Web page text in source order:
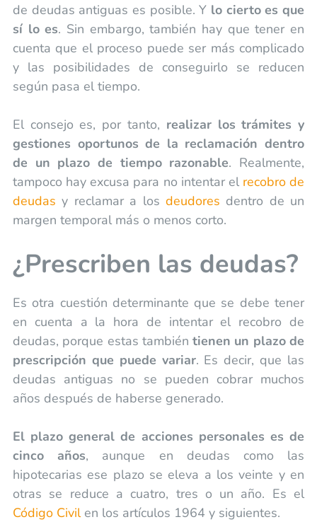
de deudas antiguas es posible. Y lo cierto es que
sí lo es. Sin embargo, también hay que tener en
cuenta que el proceso puede ser más complicado
y las posibilidades de conseguirlo se reducen
según pasa el tiempo.
El consejo es, por tanto, realizar los trámites y
gestiones oportunos de la reclamación dentro
de un plazo de tiempo razonable. Realmente,
tampoco hay excusa para no intentar el recobro de
deudas y reclamar a los deudores dentro de un
margen temporal más o menos corto.
¿Prescriben las deudas?
Es otra cuestión determinante que se debe tener
en cuenta a la hora de intentar el recobro de
deudas, porque estas tambiéntienen un plazo de
prescripción que puede variar. Es decir, que las
deudas antiguas no se pueden cobrar muchos
años después de haberse generado.
El plazo general de acciones personales es de
cinco años, aunque en deudas como las
hipotecarias ese plazo se eleva a los veinte y en
otras se reduce a cuatro, tres o un año. Es el
Código Civilen los artículos 1964 y siguientes.